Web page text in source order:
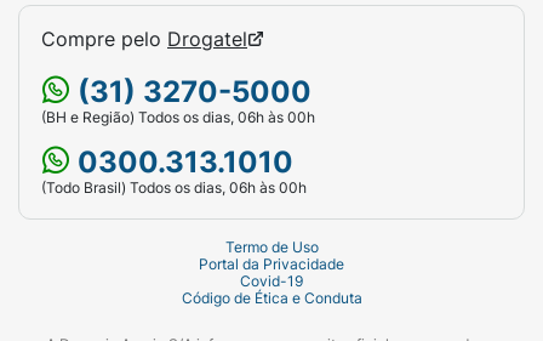
Compre pelo Drogatel
(31) 3270-5000
(BH e Região) Todos os dias, 06h às 00h
0300.313.1010
(Todo Brasil) Todos os dias, 06h às 00h
Termo de Uso
Portal da Privacidade
Covid-19
Código de Ética e Conduta